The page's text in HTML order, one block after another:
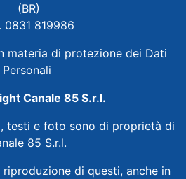
(BR)
0831 819986
materia di protezione dei Dati
Personali
Canale 85 S.r.l.
testi e foto sono di proprietà di
85 S.r.l.
riproduzione di questi, anche in